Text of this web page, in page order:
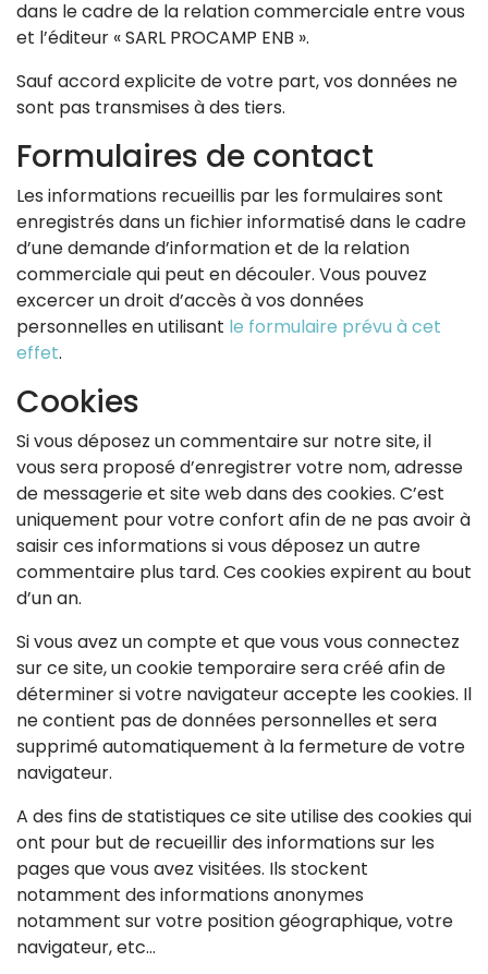
dans le cadre de la relation commerciale entre vous
et l’éditeur « SARL PROCAMP ENB ».
Sauf accord explicite de votre part, vos données ne
sont pas transmises à des tiers.
Formulaires de contact
Les informations recueillis par les formulaires sont
enregistrés dans un fichier informatisé dans le cadre
d’une demande d’information et de la relation
commerciale qui peut en découler. Vous pouvez
excercer un droit d’accès à vos données
personnelles en utilisant le formulaire prévu à cet
effet.
Cookies
Si vous déposez un commentaire sur notre site, il
vous sera proposé d’enregistrer votre nom, adresse
de messagerie et site web dans des cookies. C’est
uniquement pour votre confort afin de ne pas avoir à
saisir ces informations si vous déposez un autre
commentaire plus tard. Ces cookies expirent au bout
d’un an.
Si vous avez un compte et que vous vous connectez
sur ce site, un cookie temporaire sera créé afin de
déterminer si votre navigateur accepte les cookies. Il
ne contient pas de données personnelles et sera
supprimé automatiquement à la fermeture de votre
navigateur.
A des fins de statistiques ce site utilise des cookies qui
ont pour but de recueillir des informations sur les
pages que vous avez visitées. Ils stockent
notamment des informations anonymes
notamment sur votre position géographique, votre
navigateur, etc…